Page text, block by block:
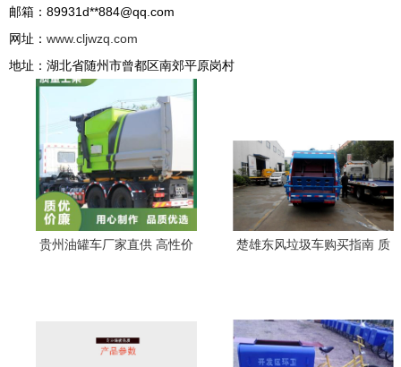
邮箱：89931d**884@qq.com
网址： www.cljwzq.com
地址：湖北省随州市曾都区南郊平原岗村
贵州油罐车厂家直供 高性价
楚雄东风垃圾车购买指南 质